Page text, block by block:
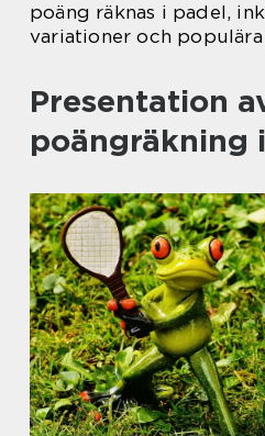
poäng räknas i padel,
variationer och
Presentation
poängräkning